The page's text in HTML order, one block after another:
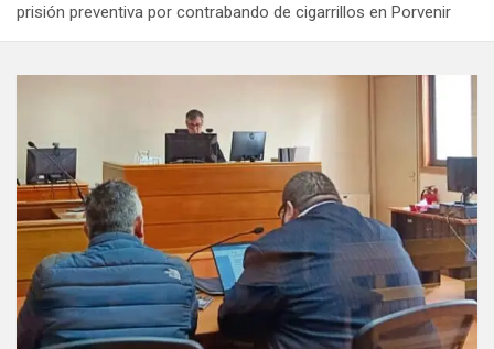
prisión preventiva por contrabando de cigarrillos en Porvenir